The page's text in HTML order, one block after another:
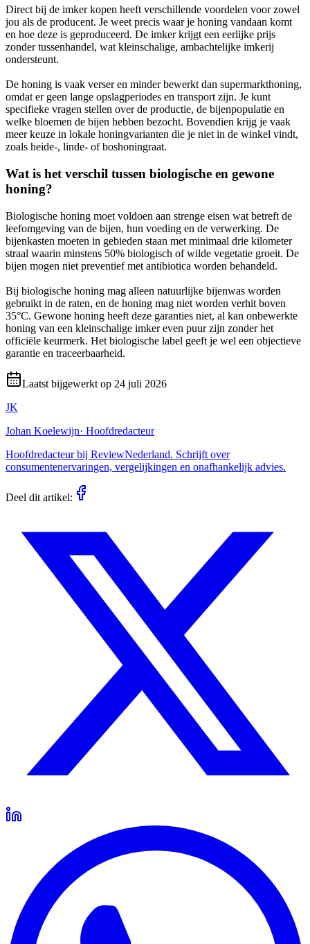
Direct bij de imker kopen heeft verschillende voordelen voor zowel
jou als de producent. Je weet precis waar je honing vandaan komt
en hoe deze is geproduceerd. De imker krijgt een eerlijke prijs
zonder tussenhandel, wat kleinschalige, ambachtelijke imkerij
ondersteunt.
De honing is vaak verser en minder bewerkt dan supermarkthoning,
omdat er geen lange opslagperiodes en transport zijn. Je kunt
specifieke vragen stellen over de productie, de bijenpopulatie en
welke bloemen de bijen hebben bezocht. Bovendien krijg je vaak
meer keuze in lokale honingvarianten die je niet in de winkel vindt,
zoals heide-, linde- of boshoningraat.
Wat is het verschil tussen biologische en gewone
honing?
Biologische honing moet voldoen aan strenge eisen wat betreft de
leefomgeving van de bijen, hun voeding en de verwerking. De
bijenkasten moeten in gebieden staan met minimaal drie kilometer
straal waarin minstens 50% biologisch of wilde vegetatie groeit. De
bijen mogen niet preventief met antibiotica worden behandeld.
Bij biologische honing mag alleen natuurlijke bijenwas worden
gebruikt in de raten, en de honing mag niet worden verhit boven
35°C. Gewone honing heeft deze garanties niet, al kan onbewerkte
honing van een kleinschalige imker even puur zijn zonder het
officiële keurmerk. Het biologische label geeft je wel een objectieve
garantie en traceerbaarheid.
Laatst bijgewerkt op 24 juli 2026
JK
Johan Koelewijn· Hoofdredacteur
Hoofdredacteur bij ReviewNederland. Schrijft over
consumentenervaringen, vergelijkingen en onafhankelijk advies.
Deel dit artikel: